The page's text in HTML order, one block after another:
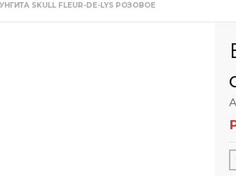
SKULL FLEUR-DE-LYS РОЗОВОЕ